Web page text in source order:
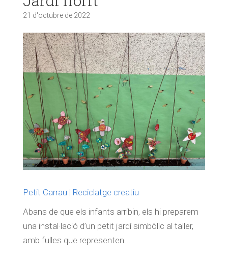
21 d'octubre de 2022
Petit Carrau | Reciclatge creatiu
Abans de que els infants arribin, els hi preparem
una instal·lació d’un petit jardí simbòlic al taller,
amb fulles que representen...